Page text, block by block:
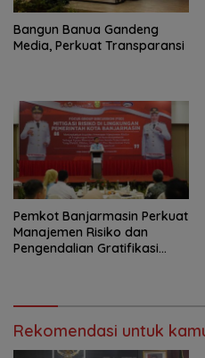
Bangun Banua Gandeng
Media, Perkuat Transparansi
Pemkot Banjarmasin Perkuat
Manajemen Risiko dan
Pengendalian Gratifikasi
Rekomendasi untuk